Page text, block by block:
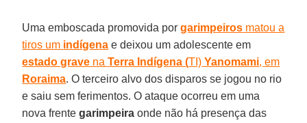
Uma emboscada promovida porgarimpeiros matou a
tiros um indígena e deixou um adolescente em
estado grave naTerra Indígena (TI) Yanomami, em
Roraima. O terceiro alvo dos disparos se jogou no rio
e saiu sem ferimentos. O ataque ocorreu em uma
nova frentegarimpeira onde não há presença das